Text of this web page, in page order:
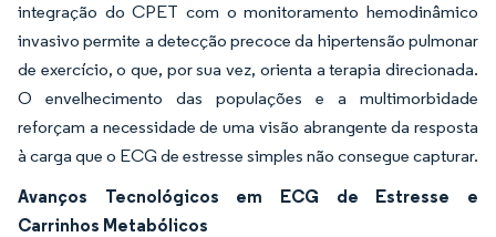
integração do CPET com o monitoramento hemodinâmico
invasivo permite a detecção precoce da hipertensão pulmonar
de exercício, o que, por sua vez, orienta a terapia direcionada.
O envelhecimento das populações e a multimorbidade
reforçam a necessidade de uma visão abrangente da resposta
à carga que o ECG de estresse simples não consegue capturar.
Avanços Tecnológicos em ECG de Estresse e
Carrinhos Metabólicos